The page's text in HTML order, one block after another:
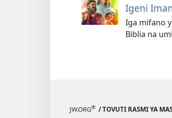
Igeni
Iga mifano
Biblia na
JW.ORG® / TOVUTI RASMI YA